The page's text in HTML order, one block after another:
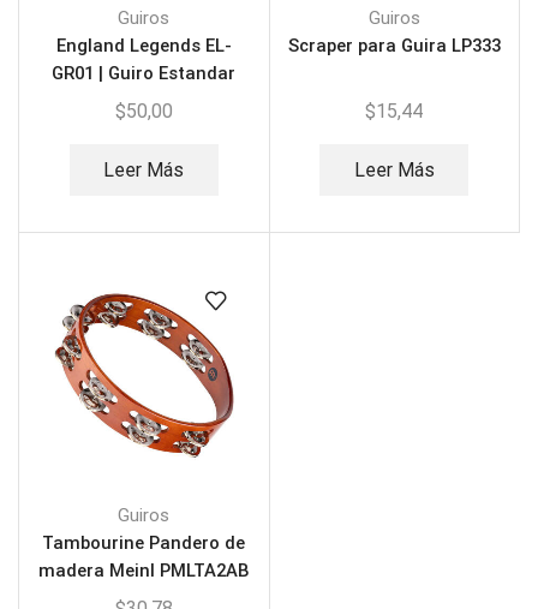
Guiros
England Legends EL-
GR01 | Guiro Estandar
$50,00
Leer Más
Guiros
Scraper para Guira LP333
$15,44
Leer Más
Guiros
Tambourine Pandero de
madera Meinl PMLTA2AB